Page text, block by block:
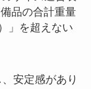
品の合計重量
」を超えない
安定感があり